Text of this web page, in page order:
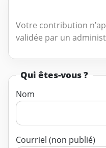
Votre contribution
validée par un
Qui êtes-vous ?
Nom
Courriel (non publié)